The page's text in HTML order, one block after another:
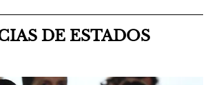
DE ESTADOS